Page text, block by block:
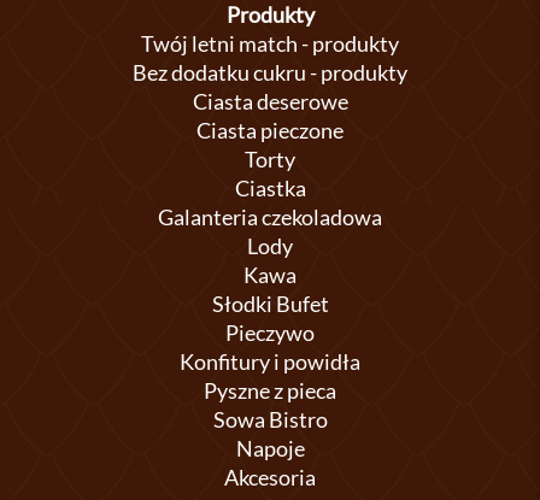
Produkty
Twój letni match - produkty
Bez dodatku cukru - produkty
Ciasta deserowe
Ciasta pieczone
Torty
Ciastka
Galanteria czekoladowa
Lody
Kawa
Słodki Bufet
Pieczywo
Konfitury i powidła
Pyszne z pieca
Sowa Bistro
Napoje
Akcesoria